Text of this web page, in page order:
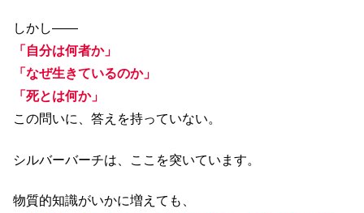
しかし――
「自分は何者か」
「なぜ生きているのか」
「死とは何か」
この問いに、答えを持っていない。
シルバーバーチは、ここを突いています。
物質的知識がいかに増えても、